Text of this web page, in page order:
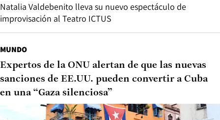
Natalia Valdebenito lleva su nuevo espectáculo de
improvisación al Teatro ICTUS
MUNDO
Expertos de la ONU alertan de que las nuevas
sanciones de EE.UU. pueden convertir a Cuba
en una “Gaza silenciosa”